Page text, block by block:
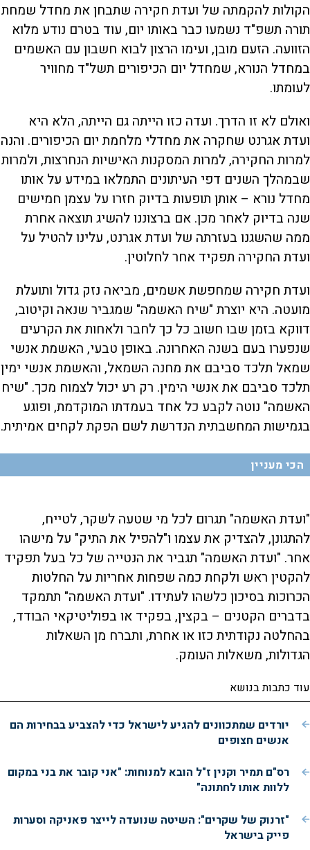
הקולות להקמתה של ועדת חקירה שתבחן את מחדל שמחת
תורה תשפ"ד נשמעו כבר באותו יום, עוד בטרם נודע מלוא
הזוועה. הזעם מובן, ועימו הרצון לבוא חשבון עם האשמים
במחדל הנורא, שמחדל יום הכיפורים תשל"ד מחוויר
לעומתו.
ואולם לא זו הדרך. ועדה כזו הייתה גם הייתה, הלא היא
ועדת אגרנט שחקרה את מחדלי מלחמת יום הכיפורים. והנה
למרות החקירה, למרות המסקנות האישיות הנחרצות, ולמרות
שבמהלך השנים דפי העיתונים התמלאו במידע על אותו
מחדל נורא – אותן תופעות בדיוק חזרו על עצמן חמישים
שנה בדיוק לאחר מכן. אם ברצוננו להשיג תוצאה אחרת
ממה שהשגנו בעזרתה של ועדת אגרנט, עלינו להטיל על
ועדת החקירה תפקיד אחר לחלוטין.
ועדת חקירה שמחפשת אשמים, מביאה נזק גדול ותועלת
מועטה. היא יוצרת "שיח האשמה" שמגביר שנאה וקיטוב,
דווקא בזמן שבו חשוב כל כך לחבר ולאחות את הקרעים
שנפערו בעם בשנה האחרונה. באופן טבעי, האשמת אנשי
שמאל תלכד סביבם את מחנה השמאל, והאשמת אנשי ימין
תלכד סביבם את אנשי הימין. רק רע יכול לצמוח מכך. "שיח
האשמה" נוטה לקבע כל אחד בעמדתו המוקדמת, ופוגע
בגמישות המחשבתית הנדרשת לשם הפקת לקחים אמיתית.
הכי מעניין
"ועדת האשמה" תגרום לכל מי שטעה לשקר, לטייח,
להתגונן, להצדיק את עצמו ו"להפיל את התיק" על מישהו
אחר. "ועדת האשמה" תגביר את הנטייה של כל בעל תפקיד
להקטין ראש ולקחת כמה שפחות אחריות על החלטות
הכרוכות בסיכון כלשהו לעתידו. "ועדת האשמה" תתמקד
בדברים הקטנים – בקצין, בפקיד או בפוליטיקאי הבודד,
בהחלטה נקודתית כזו או אחרת, ותברח מן השאלות
הגדולות, משאלות העומק.
עוד כתבות בנושא
יורדים שמתכוונים להגיע לישראל כדי להצביע בבחירות הם
אנשים חצופים
רס"ם תמיר וקנין ז"ל הובא למנוחות: "אני קובר את בני במקום
ללוות אותו לחתונה"
"זרנוק של שקרים": השיטה שנועדה לייצר פאניקה וסערות
פייק בישראל